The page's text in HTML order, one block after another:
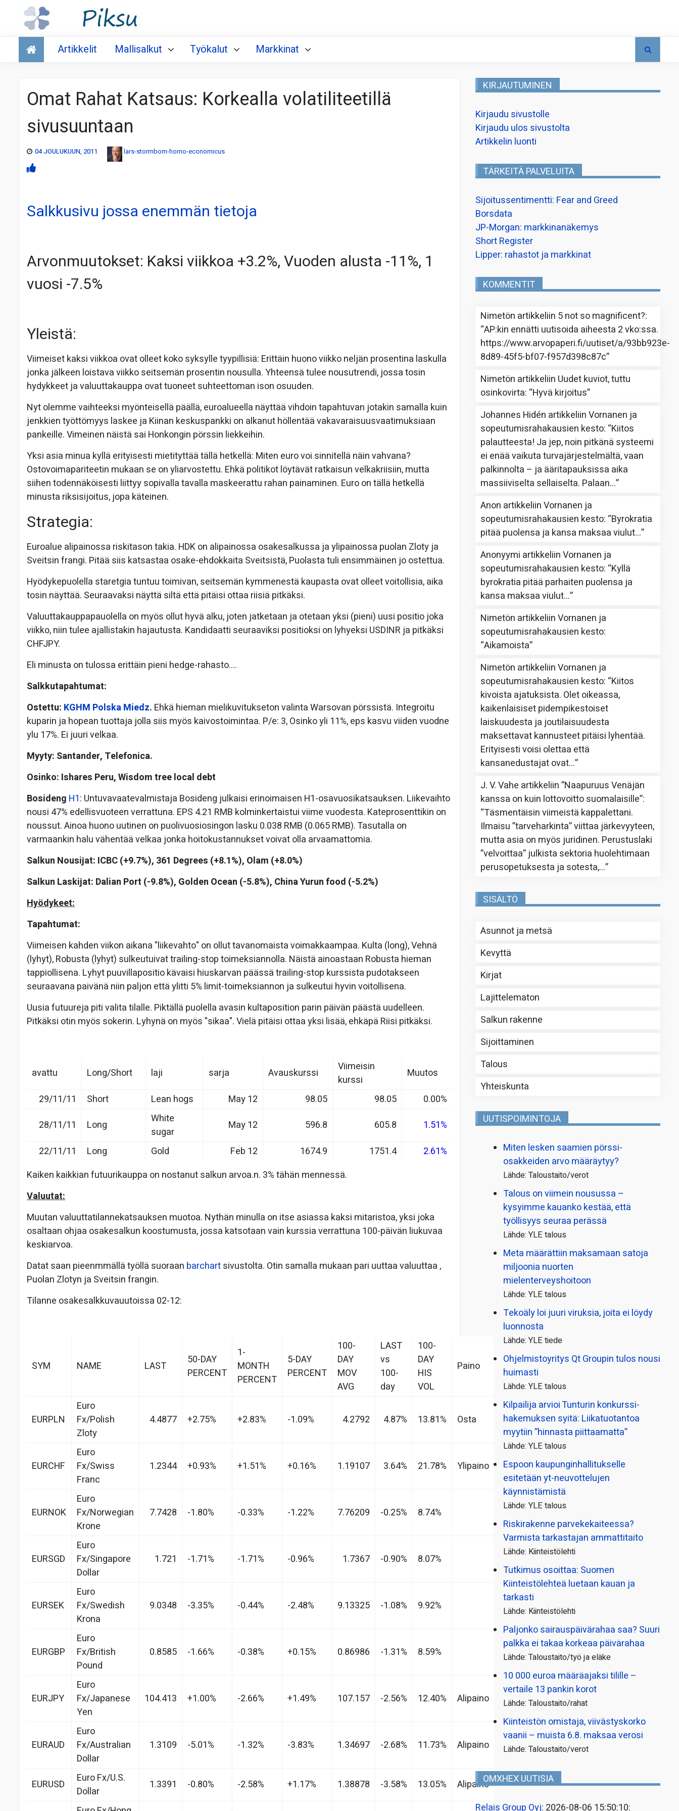
Talous
Artikkelit Mallisalkut Työkalut Markkinat
Omat Rahat Katsaus: Korkealla volatiliteetillä
sivusuuntaan
04 JOULUKUUN, 2011 lars-stormbom-homo-economicus
Salkkusivu jossa enemmän tietoja
Arvonmuutokset: Kaksi viikkoa +3.2%, Vuoden alusta -11%, 1
vuosi -7.5%
Yleistä:
Viimeiset kaksi viikkoa ovat olleet koko syksylle tyypillisiä: Erittäin huono viikko neljän prosentina laskulla
jonka jälkeen loistava viikko seitsemän prosentin nousulla. Yhteensä tulee nousutrendi, jossa tosin
hydykkeet ja valuuttakauppa ovat tuoneet suhteettoman ison osuuden.
Nyt olemme vaihteeksi myönteisellä päällä, euroalueella näyttää vihdoin tapahtuvan jotakin samalla kuin
jenkkien työttömyys laskee ja Kiinan keskuspankki on alkanut höllentää vakavaraisuusvaatimuksiaan
pankeille. Vimeinen näistä sai Honkongin pörssin liekkeihin.
Yksi asia minua kyllä erityisesti mietityttää tällä hetkellä: Miten euro voi sinnitellä näin vahvana?
Ostovoimapariteetin mukaan se on yliarvostettu. Ehkä politikot löytävät ratkaisun velkakriisiin, mutta
siihen todennäköisesti liittyy sopivalla tavalla maskeerattu rahan painaminen. Euro on tällä hetkellä
minusta riksisijoitus, jopa käteinen.
Strategia:
Euroalue alipainossa riskitason takia. HDK on alipainossa osakesalkussa ja ylipainossa puolan Zloty ja
Sveitsin frangi. Pitää siis katsastaa osake-ehdokkaita Sveitsistä, Puolasta tuli ensimmäinen jo ostettua.
Hyödykepuolella staretgia tuntuu toimivan, seitsemän kymmenestä kaupasta ovat olleet voitollisia, aika
tosin näyttää. Seuraavaksi näyttä siltä että pitäisi ottaa riisiä pitkäksi.
Valuuttakauppapauolella on myös ollut hyvä alku, joten jatketaan ja otetaan yksi (pieni) uusi positio joka
viikko, niin tulee ajallistakin hajautusta. Kandidaatti seuraaviksi positioksi on lyhyeksi USDINR ja pitkäksi
CHFJPY.
Eli minusta on tulossa erittäin pieni hedge-rahasto….
Salkkutapahtumat:
Ostettu: KGHM Polska Miedz. Ehkä hieman mielikuvitukseton valinta Warsovan pörssistä. Integroitu
kuparin ja hopean tuottaja jolla siis myös kaivostoimintaa. P/e: 3, Osinko yli 11%, eps kasvu viiden vuodne
ylu 17%. Ei juuri velkaa.
Myyty: Santander, Telefonica.
Osinko: Ishares Peru, Wisdom tree local debt
Bosideng H1: Untuvavaatevalmistaja Bosideng julkaisi erinoimaisen H1-osavuosikatsauksen. Liikevaihto
nousi 47% edellisvuoteen verrattuna. EPS 4.21 RMB kolminkertaistui viime vuodesta. Kateprosenttikin on
noussut. Ainoa huono uutinen on puolivuosiosingon lasku 0.038 RMB (0.065 RMB). Tasutalla on
varmaankin halu vähentää velkaa jonka hoitokustannukset voivat olla arvaamattomia.
Salkun Nousijat: ICBC (+9.7%), 361 Degrees (+8.1%), Olam (+8.0%)
Salkun Laskijat: Dalian Port (-9.8%), Golden Ocean (-5.8%), China Yurun food (-5.2%)
Hyödykeet:
Tapahtumat:
Viimeisen kahden viikon aikana "liikevahto" on ollut tavanomaista voimakkaampaa. Kulta (long), Vehnä
(lyhyt), Robusta (lyhyt) sulkeutuivat trailing-stop toimeksiannolla. Näistä ainoastaan Robusta hieman
tappiollisena. Lyhyt puuvillapositio kävaisi hiuskarvan päässä trailing-stop kurssista pudotakseen
seuraavana paivänä niin paljon että ylitti 5% limit-toimeksiannon ja sulkeutui hyvin voitollisena.
Uusia futuureja piti valita tilalle. Piktällä puolella avasin kultaposition parin päivän päästä uudelleen.
Pitkäksi otin myös sokerin. Lyhynä on myös "sikaa". Vielä pitäisi ottaa yksi lisää, ehkäpä Riisi pitkäksi.
avattu Long/Short laji sarja Avauskurssi
Viimeisin
kurssi
Muutos
29/11/11
Short Lean hogs May 12 98.05 98.05
0.00%
28/11/11
Long
White
sugar
May 12 596.8 605.8
1.51%
22/11/11
Long Gold Feb 12 1674.9 1751.4
2.61%
Kaiken kaikkian futuurikauppa on nostanut salkun arvoa.n. 3% tähän mennessä.
Valuutat:
Muutan valuuttatilannekatsauksen muotoa. Nythän minulla on itse asiassa kaksi mitaristoa, yksi joka
osaltaan ohjaa osakesalkun koostumusta, jossa katsotaan vain kurssia verrattuna 100-päivän liukuvaa
keskiarvoa.
Datat saan pieenmmällä työllä suoraan barchartsivustolta. Otin samalla mukaan pari uuttaa valuuttaa ,
Puolan Zlotyn ja Sveitsin frangin.
Tilanne osakesalkkuvauutoissa 02-12:
SYM NAME LAST
50-DAY
PERCENT
1-
MONTH
PERCENT
5-DAY
PERCENT
100-
DAY
MOV
AVG
LAST
vs
100-
day
100-
DAY
HIS
VOL
Paino
EURPLN
Euro
Fx/Polish
Zloty
4.4877 +2.75% +2.83% -1.09% 4.2792 4.87% 13.81% Osta
EURCHF
Euro
Fx/Swiss
Franc
1.2344 +0.93% +1.51% +0.16% 1.19107 3.64% 21.78% Ylipaino
EURNOK
Euro
Fx/Norwegian
Krone
7.7428 -1.80% -0.33% -1.22% 7.76209 -0.25% 8.74%
EURSGD
Euro
Fx/Singapore
Dollar
1.721 -1.71% -1.71% -0.96% 1.7367 -0.90% 8.07%
EURSEK
Euro
Fx/Swedish
Krona
9.0348 -3.35% -0.44% -2.48% 9.13325 -1.08% 9.92%
EURGBP
Euro
Fx/British
Pound
0.8585 -1.66% -0.38% +0.15% 0.86986 -1.31% 8.59%
EURJPY
Euro
Fx/Japanese
Yen
104.413 +1.00% -2.66% +1.49% 107.157 -2.56% 12.40% Alipaino
EURAUD
Euro
Fx/Australian
Dollar
1.3109 -5.01% -1.32% -3.83% 1.34697 -2.68% 11.73% Alipaino
EURUSD
Euro Fx/U.S.
Dollar
1.3391 -0.80% -2.58% +1.17% 1.38878 -3.58% 13.05% Alipaino
KIRJAUTUMINEN
Kirjaudu sivustolle
Kirjaudu ulos sivustolta
Artikkelin luonti
TÄRKEITÄ PALVELUITA
Sijoitussentimentti: Fear and Greed
Borsdata
JP-Morgan: markkinanäkemys
Short Register
Lipper: rahastot ja markkinat
KOMMENTIT
Nimetön artikkeliin 5 not so magnificent?:
“AP:kin ennätti uutisoida aiheesta 2 vko:ssa.
https://www.arvopaperi.fi/uutiset/a/93bb923e-
8d89-45f5-bf07-f957d398c87c”
Nimetön artikkeliin Uudet kuviot, tuttu
osinkovirta: “Hyvä kirjoitus”
Johannes Hidén artikkeliinVornanen ja
sopeutumisrahakausien kesto: “Kiitos
palautteesta! Ja jep, noin pitkänä systeemi
ei enää vaikuta turvajärjestelmältä, vaan
palkinnolta – ja ääritapauksissa aika
massiiviselta sellaiselta. Palaan…”
Anon artikkeliinVornanen ja
sopeutumisrahakausien kesto: “Byrokratia
pitää puolensa ja kansa maksaa viulut…”
Anonyymi artikkeliinVornanen ja
sopeutumisrahakausien kesto: “Kyllä
byrokratia pitää parhaiten puolensa ja
kansa maksaa viulut…”
Nimetön artikkeliinVornanen ja
sopeutumisrahakausien kesto:
“Aikamoista”
Nimetön artikkeliinVornanen ja
sopeutumisrahakausien kesto: “Kiitos
kivoista ajatuksista. Olet oikeassa,
kaikenlaisiset pidempikestoiset
laiskuudesta ja joutilaisuudesta
maksettavat kannusteet pitäisi lyhentää.
Erityisesti voisi olettaa että
kansanedustajat ovat…”
J. V. Vahe artikkeliin”Naapuruus Venäjän
kanssa on kuin lottovoitto suomalaisille”:
“Täsmentäisin viimeistä kappalettani.
Ilmaisu ”tarveharkinta” viittaa järkevyyteen,
mutta asia on myös juridinen. Perustuslaki
”velvoittaa” julkista sektoria huolehtimaan
perusopetuksesta ja sotesta,…”
SISÄLTÖ
Asunnot ja metsä
Kevyttä
Kirjat
Lajittelematon
Salkun rakenne
Sijoittaminen
Talous
Yhteiskunta
UUTISPOIMINTOJA
Miten lesken saamien pörssi­
osakkeiden arvo määräytyy?
Lähde: Taloustaito/verot
Talous on viimein nousussa –
kysyimme kauanko kestää, että
työllisyys seuraa perässä
Lähde: YLE talous
Meta määrättiin maksamaan satoja
miljoonia nuorten
mielenterveyshoitoon
Lähde: YLE talous
Tekoäly loi juuri viruksia, joita ei löydy
luonnosta
Lähde: YLE tiede
Ohjelmistoyritys Qt Groupin tulos nousi
huimasti
Lähde: YLE talous
Kilpailija arvioi Tunturin konkurssi­
hakemuksen syitä: Liikatuotantoa
myytiin ”hinnasta piittaamatta”
Lähde: YLE talous
Espoon kaupungin­hallitukselle
esitetään yt-neuvottelujen
käynnistämistä
Lähde: YLE talous
Riskirakenne parvekekaiteessa?
Varmista tarkastajan ammattitaito
Lähde: Kiinteistölehti
Tutkimus osoittaa: Suomen
Kiinteistölehteä luetaan kauan ja
tarkasti
Lähde: Kiinteistölehti
Paljonko sairauspäivä­rahaa saa? Suuri
palkka ei takaa korkeaa päivärahaa
Lähde: Taloustaito/työ ja eläke
10 000 euroa määräajaksi tilille –
vertaile 13 pankin korot
Lähde: Taloustaito/rahat
Kiinteistön omistaja, viivästyskorko
vaanii – muista 6.8. maksaa verosi
Lähde: Taloustaito/verot
OMXHEX UUTISIA
Relais Group Oyj: 2026-08-06 15:50:10: